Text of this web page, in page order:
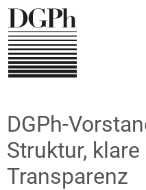
Direkt
zum
Inhalt
DGPh-
Struktur,
Transparenz